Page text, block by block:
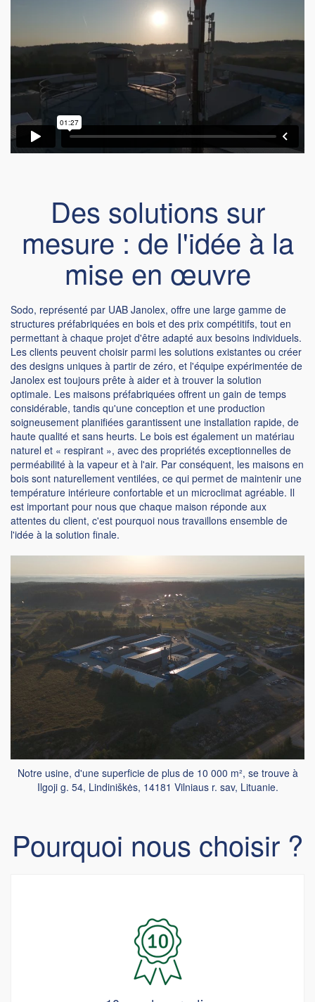
Des solutions sur
mesure : de l'idée à la
mise en œuvre
Sodo, représenté par UAB Janolex, offre une large gamme de
structures préfabriquées en bois et des prix compétitifs, tout en
permettant à chaque projet d'être adapté aux besoins individuels.
Les clients peuvent choisir parmi les solutions existantes ou créer
des designs uniques à partir de zéro, et l'équipe expérimentée de
Janolex est toujours prête à aider et à trouver la solution
optimale. Les maisons préfabriquées offrent un gain de temps
considérable, tandis qu'une conception et une production
soigneusement planifiées garantissent une installation rapide, de
haute qualité et sans heurts. Le bois est également un matériau
naturel et « respirant », avec des propriétés exceptionnelles de
perméabilité à la vapeur et à l'air. Par conséquent, les maisons en
bois sont naturellement ventilées, ce qui permet de maintenir une
température intérieure confortable et un microclimat agréable. Il
est important pour nous que chaque maison réponde aux
attentes du client, c'est pourquoi nous travaillons ensemble de
l'idée à la solution finale.
Notre usine, d'une superficie de plus de 10 000 m², se trouve à
Ilgoji g. 54, Lindiniškės, 14181 Vilniaus r. sav, Lituanie.
Pourquoi nous choisir ?